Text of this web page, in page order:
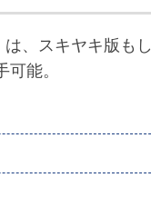
、スキヤキ版も
能。